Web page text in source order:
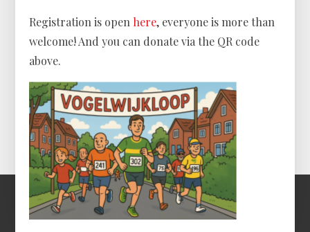
Registration is open here, everyone is more than
welcome! And you can donate via the QR code
above.